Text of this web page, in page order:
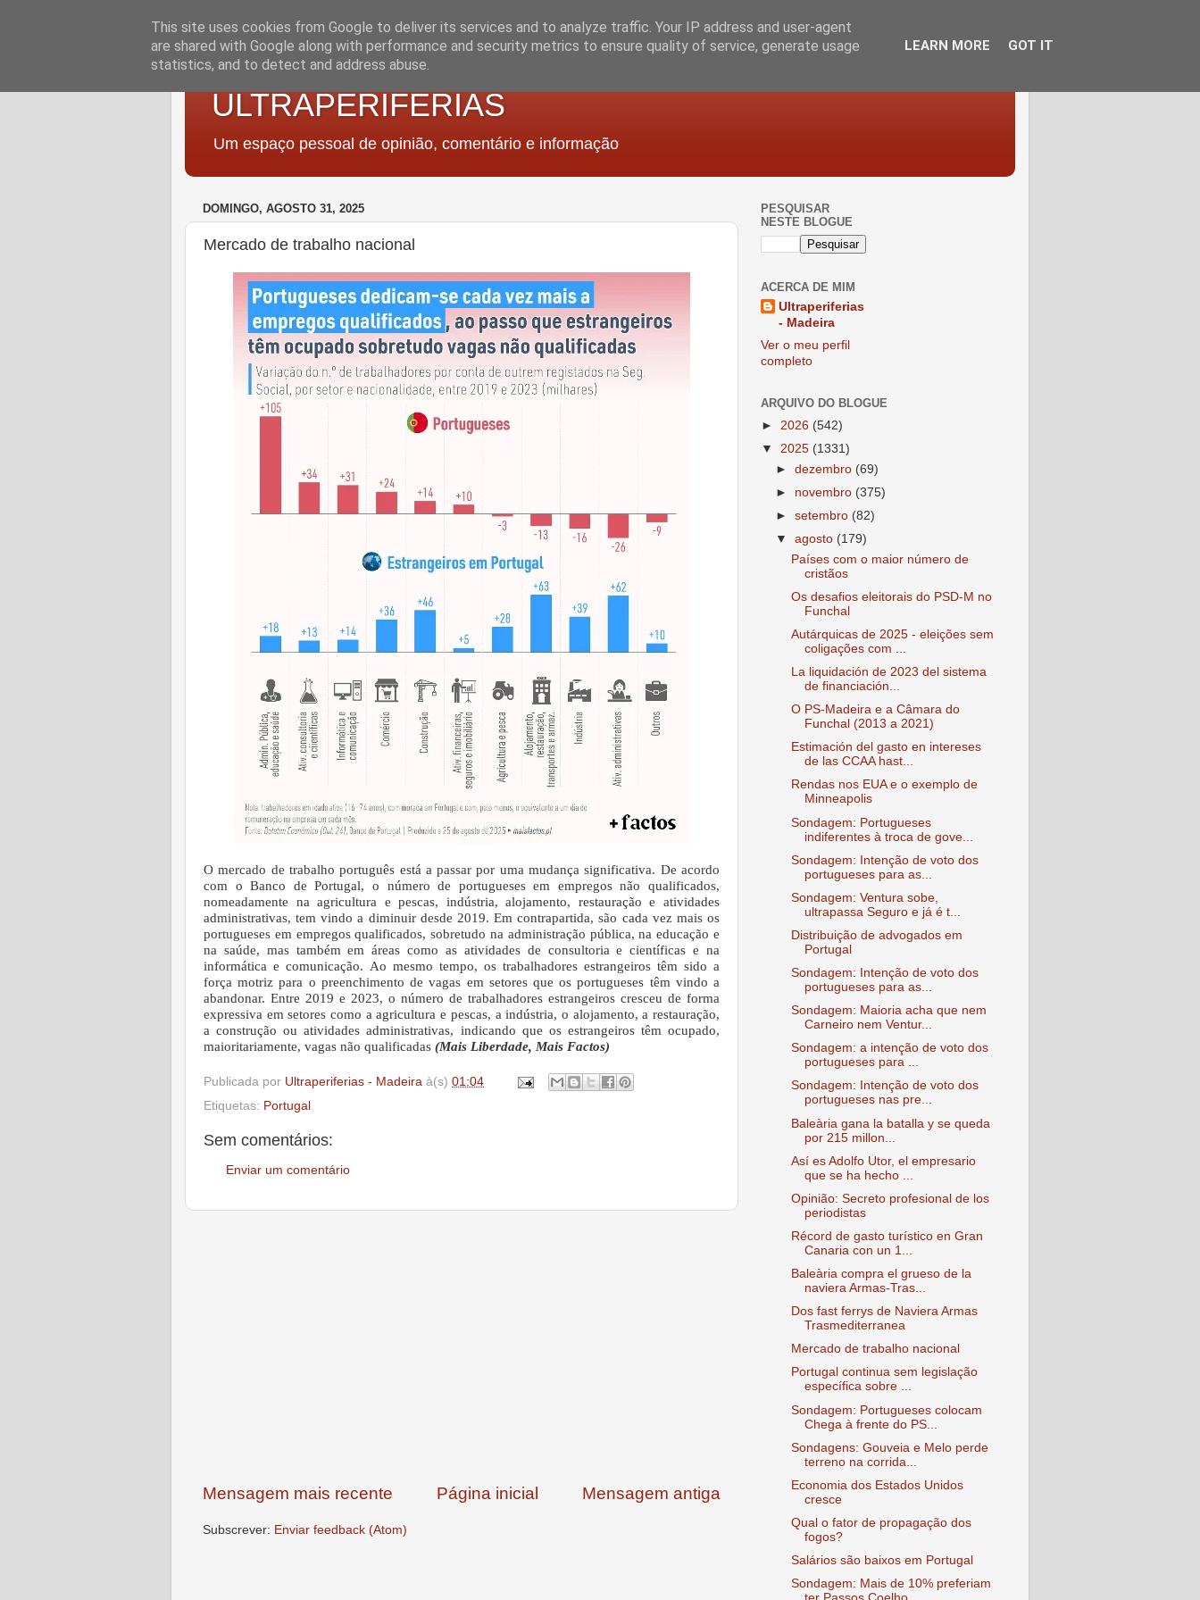
ULTRAPERIFERIAS
Um espaço pessoal de opinião, comentário e informação
DOMINGO, AGOSTO 31, 2025
Mercado de trabalho nacional
O mercado de trabalho português está a passar por uma mudança significativa. De acordo
com o Banco de Portugal, o número de portugueses em empregos não qualificados,
nomeadamente na agricultura e pescas, indústria, alojamento, restauração e atividades
administrativas, tem vindo a diminuir desde 2019. Em contrapartida, são cada vez mais os
portugueses em empregos qualificados, sobretudo na administração pública, na educação e
na saúde, mas também em áreas como as atividades de consultoria e científicas e na
informática e comunicação. Ao mesmo tempo, os trabalhadores estrangeiros têm sido a
força motriz para o preenchimento de vagas em setores que os portugueses têm vindo a
abandonar. Entre 2019 e 2023, o número de trabalhadores estrangeiros cresceu de forma
expressiva em setores como a agricultura e pescas, a indústria, o alojamento, a restauração,
a construção ou atividades administrativas, indicando que os estrangeiros têm ocupado,
maioritariamente, vagas não qualificadas (Mais Liberdade, Mais Factos)
Publicada por Ultraperiferias - Madeira à(s) 01:04
Etiquetas: Portugal
Sem comentários:
Enviar um comentário
Mensagem mais recente Mensagem antiga
Página inicial
Subscrever: Enviar feedback (Atom)
PESQUISAR
NESTE BLOGUE
ACERCA DE MIM
Ultraperiferias
- Madeira
Ver o meu perfil
completo
ARQUIVO DO BLOGUE
► 2026 (542)
▼ 2025 (1331)
►dezembro (69)
► novembro (375)
►setembro (82)
▼agosto (179)
Países com o maior número de
cristãos
Os desafios eleitorais do PSD-M no
Funchal
Autárquicas de 2025 - eleições sem
coligações com ...
La liquidación de 2023 del sistema
de financiación...
O PS-Madeira e a Câmara do
Funchal (2013 a 2021)
Estimación del gasto en intereses
de las CCAA hast...
Rendas nos EUA e o exemplo de
Minneapolis
Sondagem: Portugueses
indiferentes à troca de gove...
Sondagem: Intenção de voto dos
portugueses para as...
Sondagem: Ventura sobe,
ultrapassa Seguro e já é t...
Distribuição de advogados em
Portugal
Sondagem: Intenção de voto dos
portugueses para as...
Sondagem: Maioria acha que nem
Carneiro nem Ventur...
Sondagem: a intenção de voto dos
portugueses para ...
Sondagem: Intenção de voto dos
portugueses nas pre...
Baleària gana la batalla y se queda
por 215 millon...
Así es Adolfo Utor, el empresario
que se ha hecho ...
Opinião: Secreto profesional de los
periodistas
Récord de gasto turístico en Gran
Canaria con un 1...
Baleària compra el grueso de la
naviera Armas-Tras...
Dos fast ferrys de Naviera Armas
Trasmediterranea
Mercado de trabalho nacional
Portugal continua sem legislação
específica sobre ...
Sondagem: Portugueses colocam
Chega à frente do PS...
Sondagens: Gouveia e Melo perde
terreno na corrida...
Economia dos Estados Unidos
cresce
Qual o fator de propagação dos
fogos?
Salários são baixos em Portugal
Sondagem: Mais de 10% preferiam
This site uses cookies from Google to deliver its services and to analyze traffic. Your IP address and user-agent
are shared with Google along with performance and security metrics to ensure quality of service, generate usage
statistics, and to detect and address abuse.
LEARN MORE GOT IT